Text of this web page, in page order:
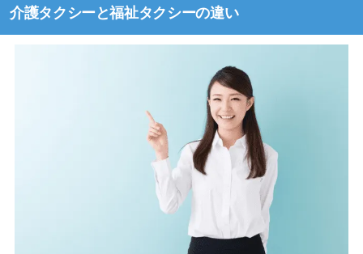
介護タクシーと福祉タクシーの違い